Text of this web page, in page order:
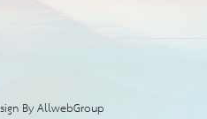
ByAllwebGroup